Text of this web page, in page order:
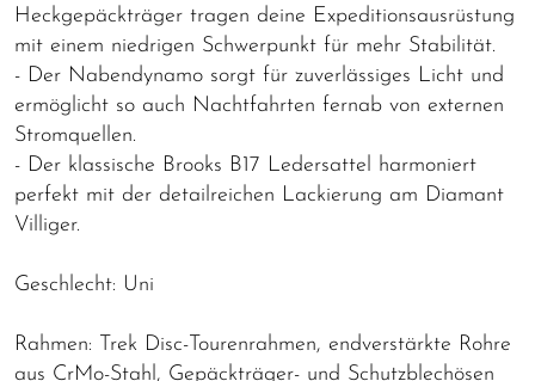
Heckgepäckträger tragen deine Expeditionsausrüstung
mit einem niedrigen Schwerpunkt für mehr Stabilität.
- Der Nabendynamo sorgt für zuverlässiges Licht und
ermöglicht so auch Nachtfahrten fernab von externen
Stromquellen.
- Der klassische Brooks B17 Ledersattel harmoniert
perfekt mit der detailreichen Lackierung am Diamant
Villiger.
Geschlecht: Uni
Rahmen: Trek Disc-Tourenrahmen, endverstärkte Rohre
aus CrMo-Stahl, Gepäckträger- und Schutzblechösen